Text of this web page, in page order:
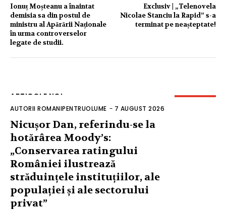
Ionuț Moșteanu a înaintat
demisia sa din postul de
ministru al Apărării Naționale
în urma controverselor
legate de studii.
Exclusiv | „Telenovela
Nicolae Stanciu la Rapid” s-a
terminat pe neașteptate!
ARTICOLE NOI
AUTORII ROMANIPENTRUOLUME - 7 AUGUST 2026
Nicușor Dan, referindu-se la
hotărârea Moody’s:
„Conservarea ratingului
României ilustrează
străduințele instituțiilor, ale
populației și ale sectorului
privat”